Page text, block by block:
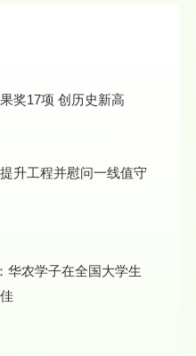
华农获广东省哲社优秀成果奖17项 创历史新高
升工程并慰问一线值守
华农学子在全国大学生